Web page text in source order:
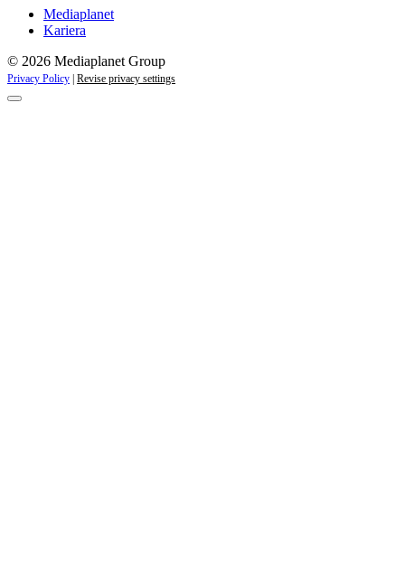
Mediaplanet
Kariera
© 2026 Mediaplanet Group
Privacy Policy | Revise privacy settings